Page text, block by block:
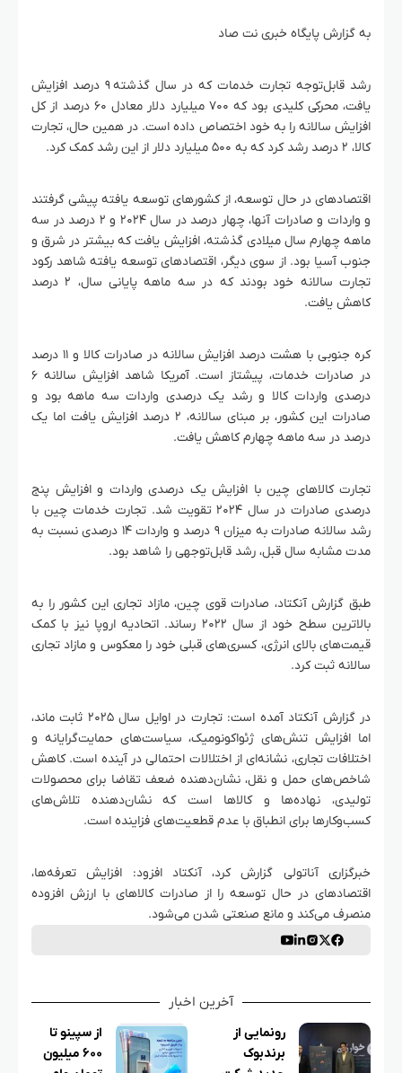
به گزارش پایگاه خبری نت صاد
رشد قابل‌توجه تجارت خدمات که در سال گذشته ۹ درصد افزایش
یافت، محرکی کلیدی بود که ۷۰۰ میلیارد دلار معادل ۶۰ درصد از کل
افزایش سالانه را به خود اختصاص داده است. در همین حال، تجارت
کالا، ۲ درصد رشد کرد که به ۵۰۰ میلیارد دلار از این رشد کمک کرد.
اقتصادهای در حال توسعه، از کشورهای توسعه یافته پیشی گرفتند
و واردات و صادرات آنها، چهار درصد در سال ۲۰۲۴ و ۲ درصد در سه
ماهه چهارم سال میلادی گذشته، افزایش یافت که بیشتر در شرق و
جنوب آسیا بود. از سوی دیگر، اقتصادهای توسعه یافته شاهد رکود
تجارت سالانه خود بودند که در سه ماهه پایانی سال، ۲ درصد
کاهش یافت.
کره جنوبی با هشت درصد افزایش سالانه در صادرات کالا و ۱۱ درصد
در صادرات خدمات، پیشتاز است. آمریکا شاهد افزایش سالانه ۶
درصدی واردات کالا و رشد یک درصدی واردات سه ماهه بود و
صادرات این کشور، بر مبنای سالانه، ۲ درصد افزایش یافت اما یک
درصد در سه ماهه چهارم کاهش یافت.
تجارت کالاهای چین با افزایش یک درصدی واردات و افزایش پنج
درصدی صادرات در سال ۲۰۲۴ تقویت شد. تجارت خدمات چین با
رشد سالانه صادرات به میزان ۹ درصد و واردات ۱۴ درصدی نسبت به
مدت مشابه سال قبل، رشد قابل‌توجهی را شاهد بود.
طبق گزارش آنکتاد، صادرات قوی چین، مازاد تجاری این کشور را به
بالاترین سطح خود از سال ۲۰۲۲ رساند. اتحادیه اروپا نیز با کمک
قیمت‌های بالای انرژی، کسری‌های قبلی خود را معکوس و مازاد تجاری
سالانه ثبت کرد.
در گزارش آنکتاد آمده است: تجارت در اوایل سال ۲۰۲۵ ثابت ماند،
اما افزایش تنش‌های ژئواکونومیک، سیاست‌های حمایت‌گرایانه و
اختلافات تجاری، نشانه‌ای از اختلالات احتمالی در آینده است. کاهش
شاخص‌های حمل‌ و نقل، نشان‌دهنده ضعف تقاضا برای محصولات
تولیدی، نهاده‌ها و کالاها است که نشان‌دهنده تلاش‌های
کسب‌وکارها برای انطباق با عدم قطعیت‌های فزاینده است.
خبرگزاری آناتولی گزارش کرد، آنکتاد افزود: افزایش تعرفه‌ها،
اقتصادهای در حال توسعه را از صادرات کالاهای با ارزش افزوده
منصرف می‌کند و مانع صنعتی شدن می‌شود.
آخرین اخبار
رونمایی از
برندبوک
از سپینو تا
۶۰۰ میلیون